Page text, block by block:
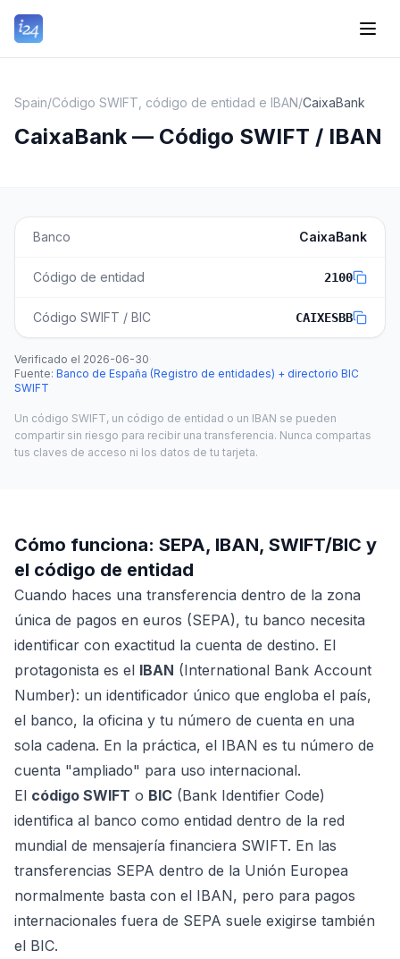
Spain/Código SWIFT, código de entidad e IBAN/CaixaBank
CaixaBank — Código SWIFT / IBAN
Banco CaixaBank
Código de entidad 2100
Código SWIFT / BIC CAIXESBB
Verificado el 2026-06-30·
Fuente: Banco de España (Registro de entidades) + directorio BIC
SWIFT
Un código SWIFT, un código de entidad o un IBAN se pueden
compartir sin riesgo para recibir una transferencia. Nunca compartas
tus claves de acceso ni los datos de tu tarjeta.
Cómo funciona: SEPA, IBAN, SWIFT/BIC y
el código de entidad
Cuando haces una transferencia dentro de la zona
única de pagos en euros (SEPA), tu banco necesita
identificar con exactitud la cuenta de destino. El
protagonista es el IBAN (International Bank Account
Number): un identificador único que engloba el país,
el banco, la oficina y tu número de cuenta en una
sola cadena. En la práctica, el IBAN es tu número de
cuenta "ampliado" para uso internacional.
El código SWIFT o BIC (Bank Identifier Code)
identifica al banco como entidad dentro de la red
mundial de mensajería financiera SWIFT. En las
transferencias SEPA dentro de la Unión Europea
normalmente basta con el IBAN, pero para pagos
internacionales fuera de SEPA suele exigirse también
el BIC.